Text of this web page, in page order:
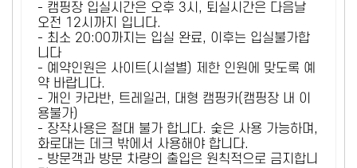
- 캠핑장 입실시간은 오후 3시, 퇴실시간은 다음날
오전 12시까지 입니다.
- 최소 20:00까지는 입실 완료, 이후는 입실불가합
니다
- 예약인원은 사이트(시설별) 제한 인원에 맞도록 예
약 바랍니다.
- 개인 카라반, 트레일러, 대형 캠핑카(캠핑장 내 이
용불가)
- 장작사용은 절대 불가 합니다. 숯은 사용 가능하며,
화로대는 데크 밖에서 사용해야 합니다.
- 방문객과 방문 차량의 출입은 원칙적으로 금지합니